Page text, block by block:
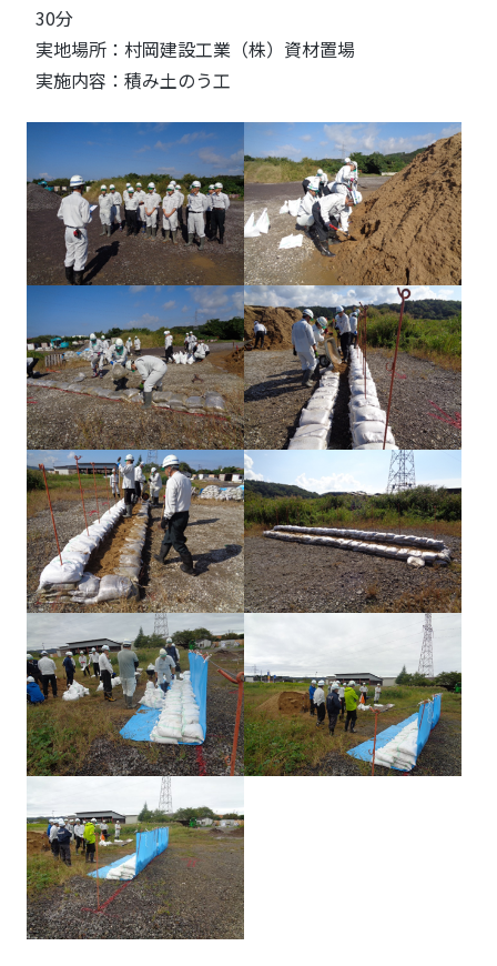
30分
実地場所：村岡建設工業（株）資材置場
実施内容：積み土のう工